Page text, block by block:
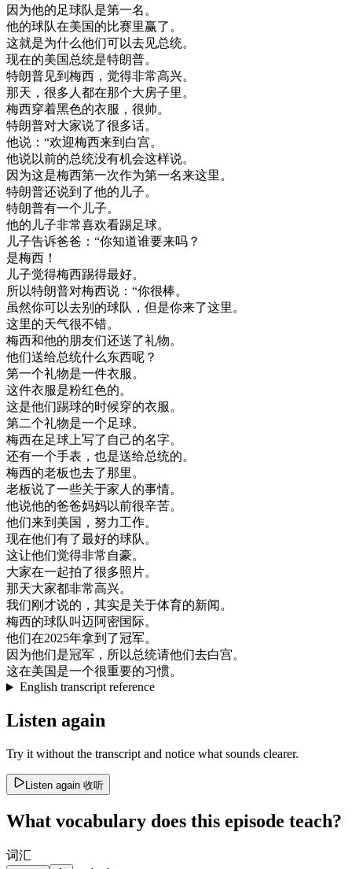
因为他的足球队是第一名。
他的球队在美国的比赛里赢了。
这就是为什么他们可以去见总统。
现在的美国总统是特朗普。
特朗普见到 梅西 ， 觉得非常高兴。
那天 ， 很多人都在那个大房子里。
梅西穿着黑色的衣服 ， 很帅。
特朗普对大家说了很多话。
他说 ： “欢迎梅西来到 白宫。
他说以前的总统没有机会这样说。
因为这是梅西第一次作为第一名来这里。
特朗普还说到了他的 儿子。
特朗普有一个 儿子。
他的 儿子非常喜欢看踢足球。
儿子告诉爸爸 ： “你知道谁要来吗 ？
是梅西 ！
儿子觉得梅西踢得最好。
所以特朗普对梅西说 ： “你很棒。
虽然你可以去别的球队 ， 但是你来了这里。
这里的天气很不错。
梅西和他的朋友们还送了礼物。
他们送给总统什么东西呢 ？
第一个礼物是一件衣服。
这件衣服是粉红色的。
这是他们踢球的时候穿的衣服。
第二个礼物是一个足球。
梅西在足球上写了 自己的名字。
还有一个手表 ， 也是送给总统的。
梅西的老板也去了那里。
老板说了一些关于家人的事情。
他说他的爸爸妈妈以前很辛苦。
他们来到 美国 ， 努力工作。
现在他们有了最好的球队。
这让他们觉得非常 自豪。
大家在一起拍了很多照片。
那天大家都非常高兴。
我们刚才说的 ， 其实是关于体育的新闻。
梅西的球队叫迈阿密国际。
他们在2025年拿到 了冠军。
因为他们是冠军 ， 所以总统请他们去白宫。
这在美国是一个很重要的习惯。
English transcript reference
Listen again
Try it without the transcript and notice what sounds clearer.
Listen again 收听
What vocabulary does this episode teach?
词汇